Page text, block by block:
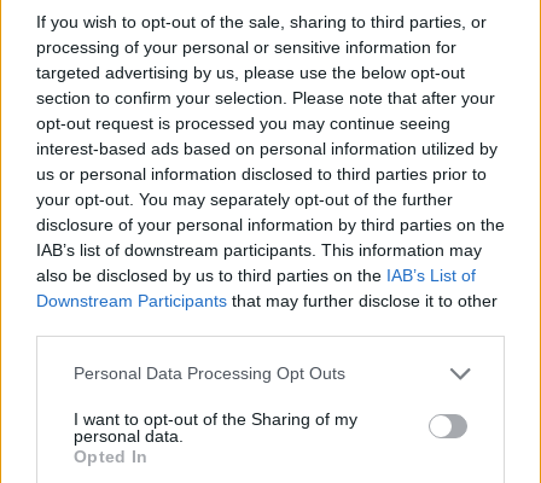
If you wish to opt-out of the sale, sharing to third parties, or
processing of your personal or sensitive information for
targeted advertising by us, please use the below opt-out
section to confirm your selection. Please note that after your
opt-out request is processed you may continue seeing
interest-based ads based on personal information utilized by
us or personal information disclosed to third parties prior to
your opt-out. You may separately opt-out of the further
disclosure of your personal information by third parties on the
IAB’s list of downstream participants. This information may
also be disclosed by us to third parties on the IAB’s List of
Downstream Participants that may further disclose it to other
Please note that this website/app uses one or more Google
not limited to your visit or usage behaviour. You may click to
grant or deny consent to Google and its third-party tags to
use your data for below specified purposes in below Google
Personal Data Processing Opt Outs
I want to opt-out of the Sharing of my
personal data.
Opted In
nap (05.15.)
Állat és növényszeretet
napja(05.15.)
Ismerd meg a hungarikumokat! -
foglalkoztató [letölthető]
Biológiai sokféleség
Sokszínű világunk játékcsomag
feldolgozása az óvodában